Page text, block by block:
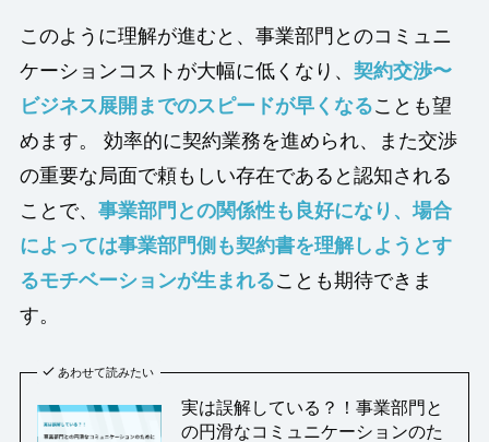
このように理解が進むと、事業部門とのコミュニ
ケーションコストが大幅に低くなり、 契約交渉〜
ビジネス展開までのスピードが早くなることも望
めます。 効率的に契約業務を進められ、また交渉
の重要な局面で頼もしい存在であると認知される
ことで、 事業部門との関係性も良好になり、場合
によっては事業部門側も契約書を理解しようとす
るモチベーションが生まれることも期待できま
す。
あわせて読みたい
実は誤解している？！事業部門と
の円滑なコミュニケーションのた